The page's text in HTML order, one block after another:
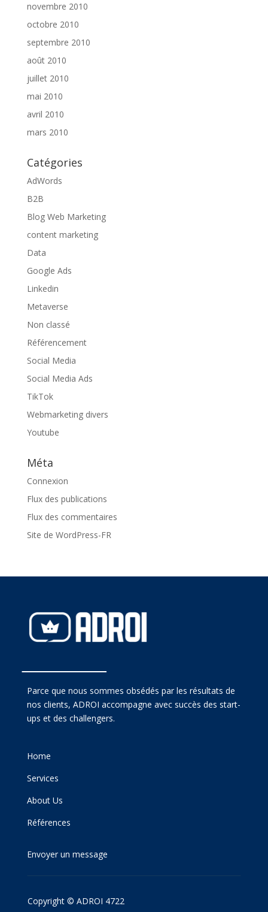
novembre 2010
octobre 2010
septembre 2010
août 2010
juillet 2010
mai 2010
avril 2010
mars 2010
Catégories
AdWords
B2B
Blog Web Marketing
content marketing
Data
Google Ads
Linkedin
Metaverse
Non classé
Référencement
Social Media
Social Media Ads
TikTok
Webmarketing divers
Youtube
Méta
Connexion
Flux des publications
Flux des commentaires
Site de WordPress-FR
Parce que nous sommes obsédés par les résultats de
nos clients, ADROI accompagne avec succès des start-
ups et des challengers.
Home
Services
About Us
Références
Envoyer un message
Copyright © ADROI 4722